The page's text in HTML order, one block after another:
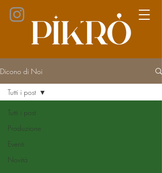
Dicono di Noi
Tutti i post
Produzione
Eventi
Novità
Tutti i post